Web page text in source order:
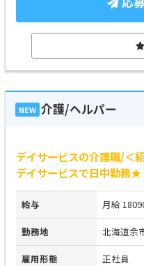
NEW 介護/ヘルパー
デイサービスの介護職/＜
デイサービスで日中勤務★
給与 月給
勤務地 北海道余
雇用形態 正社員